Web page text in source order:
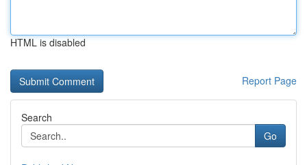
HTML is disabled
Report Page
Search
Go